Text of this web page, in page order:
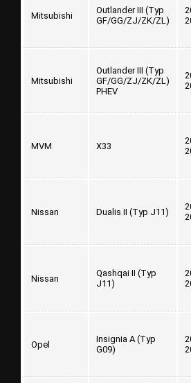
Mitsubishi
Outlander III (Typ
GF/GG/ZJ/ZK/ZL)
Mitsubishi
Outlander III (Typ
GF/GG/ZJ/ZK/ZL)
PHEV
MVM X33
Nissan Dualis II (Typ J11)
Nissan
Qashqai II (Typ
J11)
Opel
Insignia A (Typ
G09)